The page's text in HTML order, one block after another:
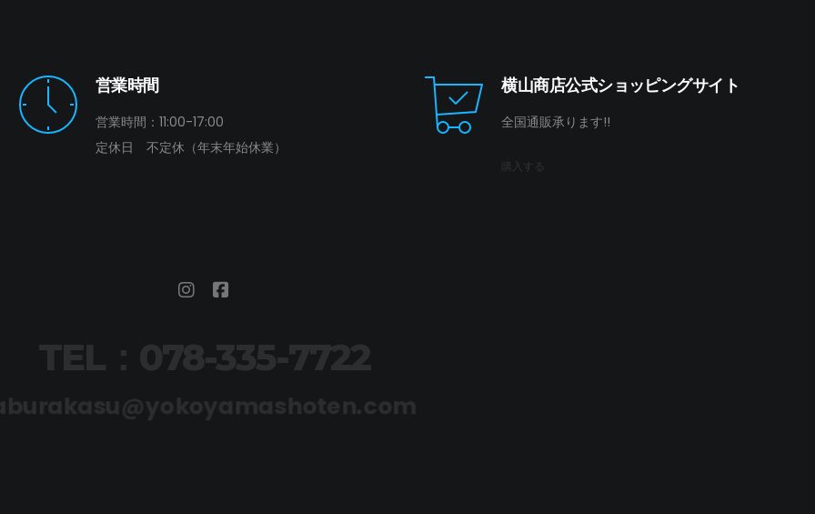
営業時間
営業時間：11:00-17:00
定休日 不定休（年末年始休業）
横山商店公式ショッピングサイト
全国通販承ります!!
購入する
TEL：078-335-7722